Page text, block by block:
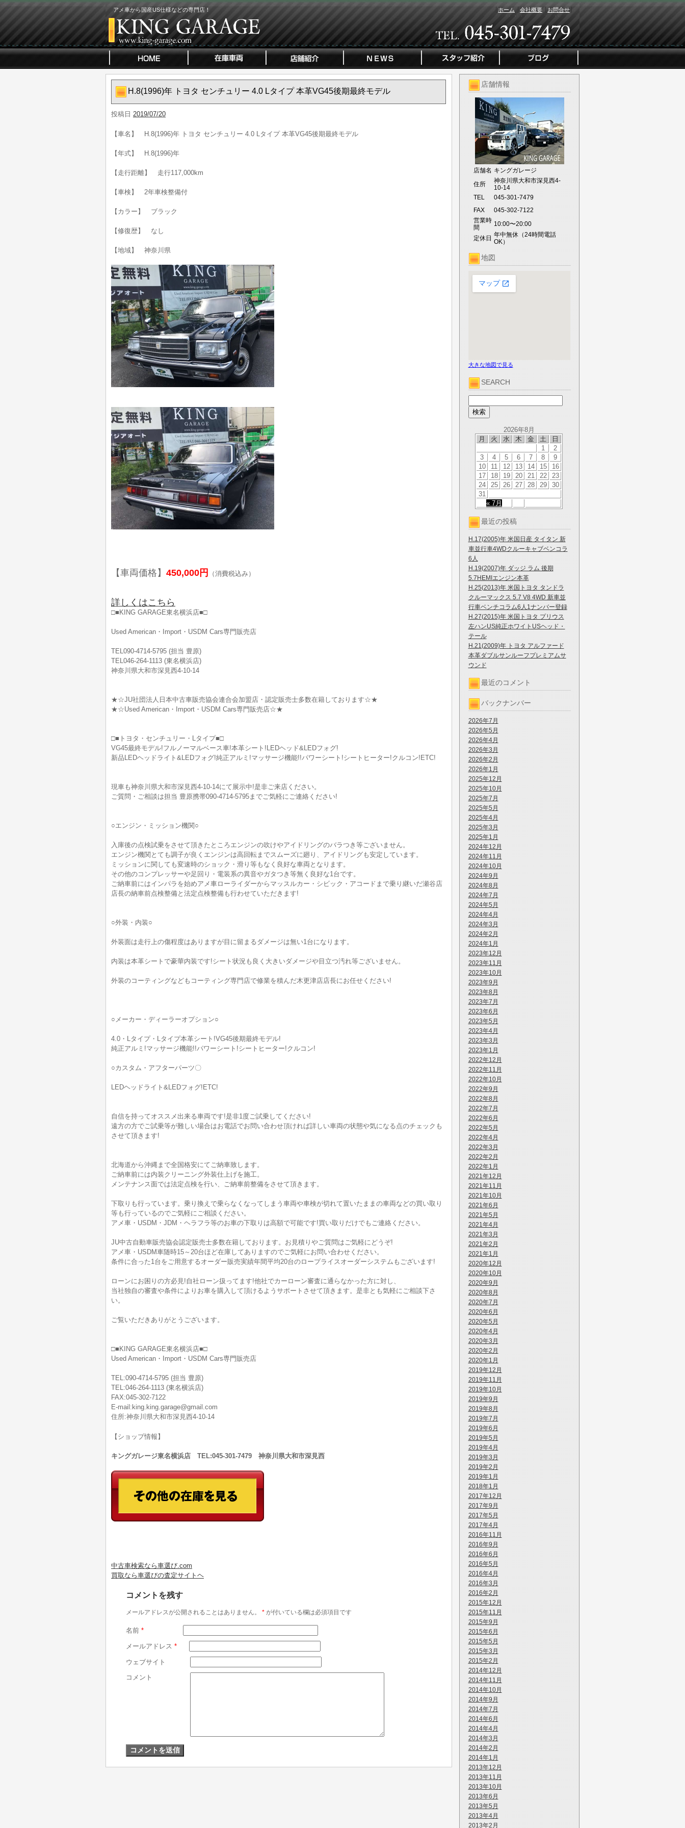
アメ車から国産US仕様などの専門店！ ホーム 会社概要 お問合せ
H.8(1996)年 トヨタ センチュリー 4.0 Lタイプ 本革VG45後期最終モデル
投稿日 2019/07/20
【車名】 H.8(1996)年 トヨタ センチュリー 4.0 Lタイプ 本革VG45後期最終モデル
【年式】 H.8(1996)年
【走行距離】 走行117,000km
【車検】 2年車検整備付
【カラー】 ブラック
【修復歴】 なし
【地域】 神奈川県
【車両価格】 450,000円 （消費税込み）
詳しくはこちら
□■KING GARAGE東名横浜店■□
Used American・Import・USDM Cars専門販売店
TEL090-4714-5795 (担当 豊原)
TEL046-264-1113 (東名横浜店)
神奈川県大和市深見西4-10-14
★☆JU社団法人日本中古車販売協会連合会加盟店・認定販売士多数在籍しております☆★
★☆Used American・Import・USDM Cars専門販売店☆★
□■トヨタ・センチュリー・Lタイプ■□
VG45最終モデル!フルノーマルベース車!本革シート!LEDヘッド&LEDフォグ!
新品LEDヘッドライト&LEDフォグ!純正アルミ!マッサージ機能!!パワーシート!シートヒーター!クルコン!ETC!
現車も神奈川県大和市深見西4-10-14にて展示中!是非ご来店ください。
ご質問・ご相談は担当 豊原携帯090-4714-5795までご気軽にご連絡ください!
○エンジン・ミッション機関○
入庫後の点検試乗をさせて頂きたところエンジンの吹けやアイドリングのバラつき等ございません。
エンジン機関とても調子が良くエンジンは高回転までスムーズに廻り、アイドリングも安定しています。
ミッションに関しても変速時のショック・滑り等もなく良好な車両となります。
その他のコンプレッサーや足回り・電装系の異音やガタつき等無く良好な1台です。
ご納車前にはインパラを始めアメ車ローライダーからマッスルカー・シビック・アコードまで乗り継いだ瀬谷店
店長の納車前点検整備と法定点検整備も行わせていただきます!
○外装・内装○
外装面は走行上の傷程度はありますが目に留まるダメージは無い1台になります。
内装は本革シートで豪華内装です!シート状況も良く大きいダメージや目立つ汚れ等ございません。
外装のコーティングなどもコーティング専門店で修業を積んだ木更津店店長にお任せください!
○メーカー・ディーラーオプション○
4.0・Lタイプ・Lタイプ本革シート!VG45後期最終モデル!
純正アルミ!マッサージ機能!!パワーシート!シートヒーター!クルコン!
○カスタム・アフターパーツ〇
LEDヘッドライト&LEDフォグ!ETC!
自信を持ってオススメ出来る車両です!是非1度ご試乗してください!
遠方の方でご試乗等が難しい場合はお電話でお問い合わせ頂ければ詳しい車両の状態や気になる点のチェックも
させて頂きます!
北海道から沖縄まで全国格安にてご納車致します。
ご納車前には内装クリーニング外装仕上げを施工。
メンテナンス面では法定点検を行い、ご納車前整備をさせて頂きます。
下取りも行っています。乗り換えで乗らなくなってしまう車両や車検が切れて置いたままの車両などの買い取り
等も行っているのでご気軽にご相談ください。
アメ車・USDM・JDM・ヘラフラ等のお車の下取りは高額で可能です!買い取りだけでもご連絡ください。
JU中古自動車販売協会認定販売士多数在籍しております。お見積りやご質問はご気軽にどうぞ!
アメ車・USDM車随時15～20台ほど在庫してありますのでご気軽にお問い合わせください。
条件に合った1台をご用意するオーダー販売実績年間平均20台のロープライスオーダーシステムもございます!
ローンにお困りの方必見!自社ローン扱ってます!他社でカーローン審査に通らなかった方に対し、
当社独自の審査や条件によりお車を購入して頂けるようサポートさせて頂きます。是非とも気軽にご相談下さ
い。
ご覧いただきありがとうございます。
□■KING GARAGE東名横浜店■□
Used American・Import・USDM Cars専門販売店
TEL:090-4714-5795 (担当 豊原)
TEL:046-264-1113 (東名横浜店)
FAX:045-302-7122
E-mail:king.king.garage@gmail.com
住所:神奈川県大和市深見西4-10-14
【ショップ情報】
キングガレージ東名横浜店 TEL:045-301-7479 神奈川県大和市深見西
中古車検索なら車選び.com
買取なら車選びの査定サイトヘ
コメントを残す
メールアドレスが公開されることはありません。 * が付いている欄は必須項目です
名前 *
メールアドレス *
ウェブサイト
コメント
店舗情報
店舗名 キングガレージ
住所
神奈川県大和市深見西4-
10-14
TEL
045-301-7479
FAX
045-302-7122
営業時
間
10:00〜20:00
定休日 年中無休（24時間電話
OK）
地図
大きな地図で見る
SEARCH
2026年8月
月
火 水 木 金 土 日
« 7月
1
2
3
4 5 6 7 8
9
10
11 12 13 14 15
16
17
18 19 20 21 22
23
24
25 26 27 28 29
30
31
最近の投稿
H.17(2005)年 米国日産 タイタン 新
車並行車4WDクルーキャブベンコラ
6人
H.19(2007)年 ダッジ ラム 後期
5.7HEMIエンジン本革
H.25(2013)年 米国トヨタ タンドラ
クルーマックス 5.7 V8 4WD 新車並
行車ベンチコラム6人1ナンバー登録
H.27(2015)年 米国トヨタ プリウス
左ハンUS純正ホワイトUSヘッド・
テール
H.21(2009)年 トヨタ アルファード
本革ダブルサンルーフプレミアムサ
ウンド
最近のコメント
バックナンバー
2026年7月
2026年5月
2026年4月
2026年3月
2026年2月
2026年1月
2025年12月
2025年10月
2025年7月
2025年5月
2025年4月
2025年3月
2025年1月
2024年12月
2024年11月
2024年10月
2024年9月
2024年8月
2024年7月
2024年5月
2024年4月
2024年3月
2024年2月
2024年1月
2023年12月
2023年11月
2023年10月
2023年9月
2023年8月
2023年7月
2023年6月
2023年5月
2023年4月
2023年3月
2023年1月
2022年12月
2022年11月
2022年10月
2022年9月
2022年8月
2022年7月
2022年6月
2022年5月
2022年4月
2022年3月
2022年2月
2022年1月
2021年12月
2021年11月
2021年10月
2021年6月
2021年5月
2021年4月
2021年3月
2021年2月
2021年1月
2020年12月
2020年10月
2020年9月
2020年8月
2020年7月
2020年6月
2020年5月
2020年4月
2020年3月
2020年2月
2020年1月
2019年12月
2019年11月
2019年10月
2019年9月
2019年8月
2019年7月
2019年6月
2019年5月
2019年4月
2019年3月
2019年2月
2019年1月
2018年1月
2017年12月
2017年9月
2017年5月
2017年4月
2016年11月
2016年9月
2016年6月
2016年5月
2016年4月
2016年3月
2016年2月
2015年12月
2015年11月
2015年9月
2015年6月
2015年5月
2015年3月
2015年2月
2014年12月
2014年11月
2014年10月
2014年9月
2014年7月
2014年6月
2014年4月
2014年3月
2014年2月
2014年1月
2013年12月
2013年11月
2013年10月
2013年6月
2013年5月
2013年4月
2013年2月